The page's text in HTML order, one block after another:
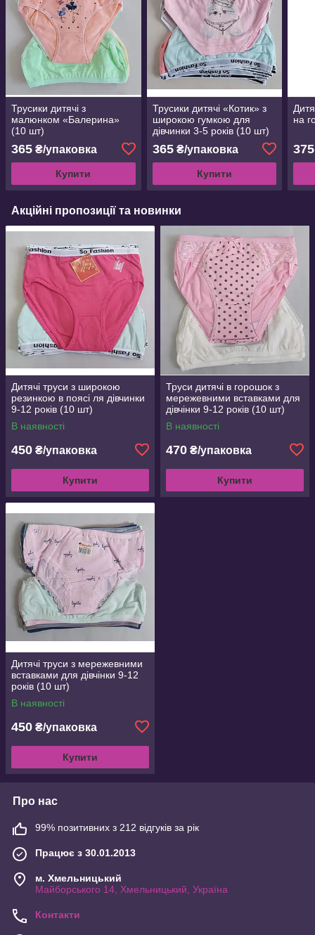
Трусики дитячі з
малюнком «Балерина»
(10 шт)
365 ₴/упаковка
Купити
Трусики дитячі «Котик» з
широкою гумкою для
дівчинки 3-5 років (10 шт)
365₴/упаковка
Купити
на
375
Акційні пропозиції та новинки
Дитячі труси з широкою
резинкою в поясі ля дівчинки
9-12 років (10 шт)
В наявності
450 ₴/упаковка
Купити
Труси дитячі в горошок з
мережевними вставками для
дівчінки 9-12 років (10 шт)
В наявності
470 ₴/упаковка
Купити
Дитячі труси з мережевними
вставками для дівчінки 9-12
років (10 шт)
В наявності
450 ₴/упаковка
Купити
Про нас
99% позитивних з 212 відгуків за рік
Працює з 30.01.2013
м. Хмельницький
Майборського 14, Хмельницький, Україна
Контакти